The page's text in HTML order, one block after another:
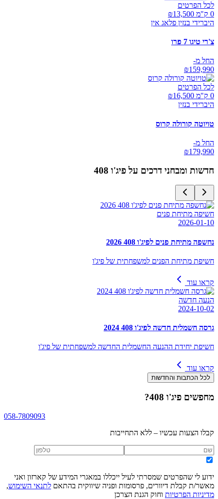
לכל הפרטים
0 ק"מ ₪
13,500
היברידי בנזין פלאג אין
צ'רי טיגו 7 פרו
החל מ-
₪159,990
לכל הפרטים
0 ק"מ ₪
16,500
היברידי בנזין
טויוטה קורולה קרוס
החל מ-
₪179,990
חדשות ומבחני דרכים עלפיג'ו 408
חשיפה מתיחת פנים
2026-01-10
נחשפה מתיחת פנים לפיג'ו 408 2026
חשיפת מתיחת הפנים למשפחתית של פיג'ו
קראו עוד
הנעה חדשה
2024-10-02
גרסה חשמלית חדשה לפיג'ו 408 2024
חשיפת יחידת ההנעה החשמלית החדשה למשפחתית של פיג'ו
קראו עוד
לכל הכתבות והחדשות
מחפשים פיג'ו 408 ?
058-7809093
קבלו הצעות עכשיו – ללא התחייבות
ידוע לי שהפרטים שמסרתי לעיל ייכללו במאגרי המידע של קארזון ואני
מאשר/ת קבלת דיוורים, פרסומות ופניה שיווקית בהתאם לתנאי השימוש,
מדיניות הפרטיות וחוק הגנת הצרכן